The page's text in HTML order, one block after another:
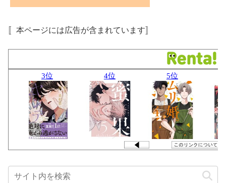
〚本ページには広告が含まれています〛